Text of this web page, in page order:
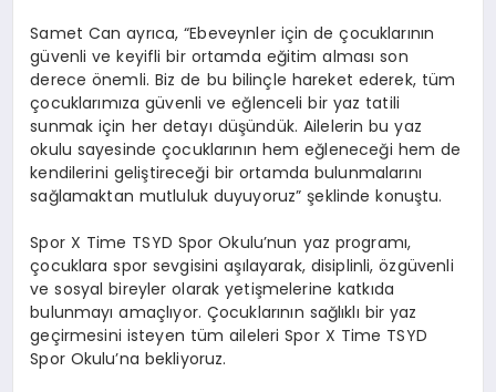
Samet Can ayrıca, “Ebeveynler için de çocuklarının
güvenli ve keyifli bir ortamda eğitim alması son
derece önemli. Biz de bu bilinçle hareket ederek, tüm
çocuklarımıza güvenli ve eğlenceli bir yaz tatili
sunmak için her detayı düşündük. Ailelerin bu yaz
okulu sayesinde çocuklarının hem eğleneceği hem de
kendilerini geliştireceği bir ortamda bulunmalarını
sağlamaktan mutluluk duyuyoruz” şeklinde konuştu.
Spor X Time TSYD Spor Okulu’nun yaz programı,
çocuklara spor sevgisini aşılayarak, disiplinli, özgüvenli
ve sosyal bireyler olarak yetişmelerine katkıda
bulunmayı amaçlıyor. Çocuklarının sağlıklı bir yaz
geçirmesini isteyen tüm aileleri Spor X Time TSYD
Spor Okulu’na bekliyoruz.